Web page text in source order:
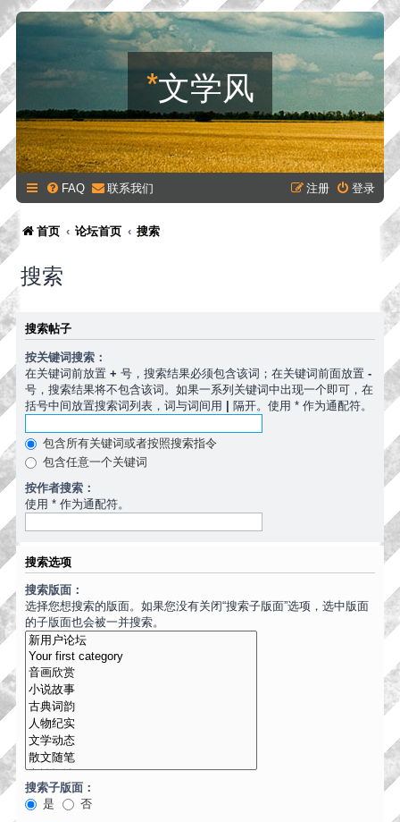
*文学风
FAQ 联系我们 登录
注册
首页 论坛首页 搜索
搜索
搜索帖子
按关键词搜索：
在关键词前放置 + 号，搜索结果必须包含该词；在关键词前面放置 -
号，搜索结果将不包含该词。如果一系列关键词中出现一个即可，在
括号中间放置搜索词列表，词与词间用 | 隔开。使用 * 作为通配符。
包含所有关键词或者按照搜索指令
包含任意一个关键词
按作者搜索：
使用 * 作为通配符。
搜索选项
搜索版面：
选择您想搜索的版面。如果您没有关闭“搜索子版面”选项，选中版面
的子版面也会被一并搜索。
搜索子版面：
是
否